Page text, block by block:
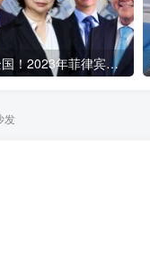
SM领跑全国！2023年菲律宾商业巨头稳健发展
发